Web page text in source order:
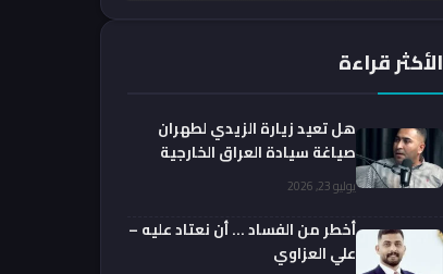
الأكثر قراءة
هل تعيد زيارة الزيدي لطهران
صياغة سيادة العراق الخارجية
فعليا؟.. باحث يوضحيوليو 23, 2026
أخطر من الفساد … أن نعتاد عليه –
علي العزاوي